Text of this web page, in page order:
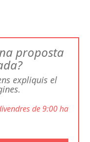
proposta
expliquis el
de 9:00 ha